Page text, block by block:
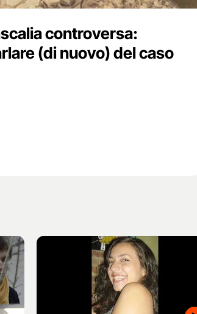
controversa:
(di nuovo) del caso